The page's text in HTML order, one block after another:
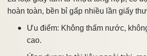
hoàn toàn, bền bỉ gấp nhiều lần giấy
Ưu điểm: Không thấm nước,
cao.